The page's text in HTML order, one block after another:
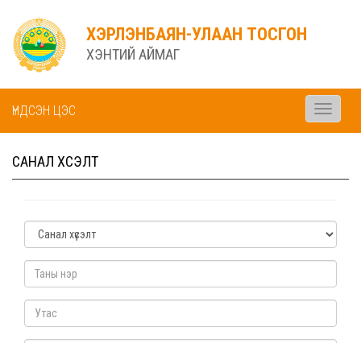
ХЭРЛЭНБАЯН-УЛААН ТОСГОН
ХЭНТИЙ АЙМАГ
ҮНДСЭН ЦЭС
Toggle
САНАЛ ХҮСЭЛТ